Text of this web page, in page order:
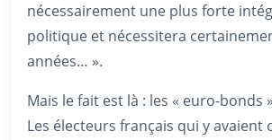
nécessairement une plus forte
politique et nécessitera
années… ».
Mais le fait est là : les « euro-bonds
Les électeurs français qui y avaient